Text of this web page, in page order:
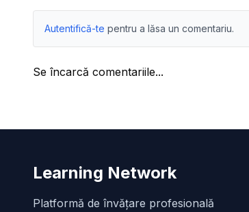
Autentifică-te pentru a lăsa un comentariu.
Se încarcă comentariile...
Learning Network
Platformă de învățare profesională